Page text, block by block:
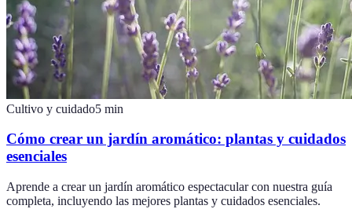
Cultivo y cuidado5 min
Cómo crear un jardín aromático: plantas y cuidados
esenciales
Aprende a crear un jardín aromático espectacular con nuestra guía
completa, incluyendo las mejores plantas y cuidados esenciales.